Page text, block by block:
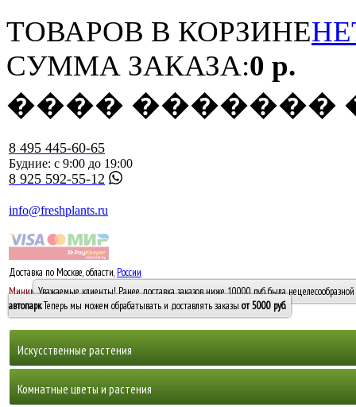
ТОВАРОВ В КОРЗИНЕ
СУММА ЗАКАЗА:0 р.
���� �������
8 495 445-60-65
Будние: с 9:00 до 19:00
8 925 592-55-12
info@freshplants.ru
Доставка по Москве, области, России
Минимальный заказ -10 0005000 руб.
Уважаемые клиенты! Ранее доставка заказов ниже 10000 руб. была
автопарк. Теперь мы можем обрабатывать и доставлять заказы от 5000 руб.
Искусственные растения
Горшечные растения, кусты и мох
Комнатные цветы и растения